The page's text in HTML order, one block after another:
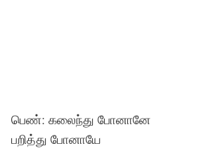
பெண்: கலைந்து போனானே
பறித்து போனாயே